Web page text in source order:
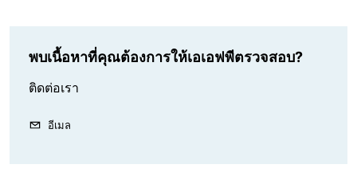
พบเนื้อหาที่คุณต้องการให้เอเอฟพีตรวจสอบ?
ติดต่อเรา
อีเมล